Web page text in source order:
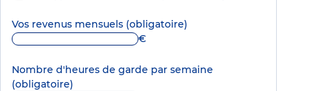
Vos revenus mensuels (obligatoire)
€
Nombre d'heures de garde par semaine
(obligatoire)